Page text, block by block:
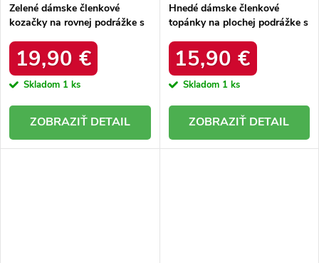
Zelené dámske členkové
kozačky na rovnej podrážke s
vyšívaným vzorom, kód
produktu C-279 GREEN
19,90 €
Skladom 1 ks
DETAIL
Hnedé dámske členkové
topánky na plochej podrážke s
materiálom a zapínaním na
zips, kód produktu HY66-66
KHAKI
15,90 €
Skladom 1 ks
DETAIL